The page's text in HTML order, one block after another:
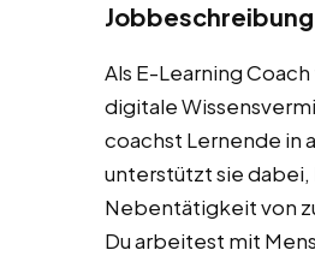
Jobbeschreibung
Als E-Learning
digitale
coachst Lernende in
unterstützt sie
Nebentätigkeit von
Du arbeitest mit